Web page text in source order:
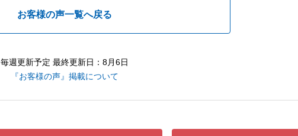
お客様の声一覧へ戻る
毎週更新予定 最終更新日：8月6日
『お客様の声』掲載について